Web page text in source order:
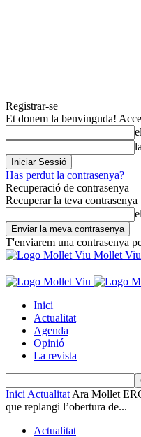
Registrar-se
Et donem la benvinguda!
Has perdut la contrasenya?
Recuperació de contrasenya
Recuperar la teva contrasenya
T'enviarem una contrasenya
Mollet Viu
Inici
Actualitat
Agenda
Opinió
La revista
Inici Actualitat Ara Mollet
que replangi l’obertura de...
Actualitat